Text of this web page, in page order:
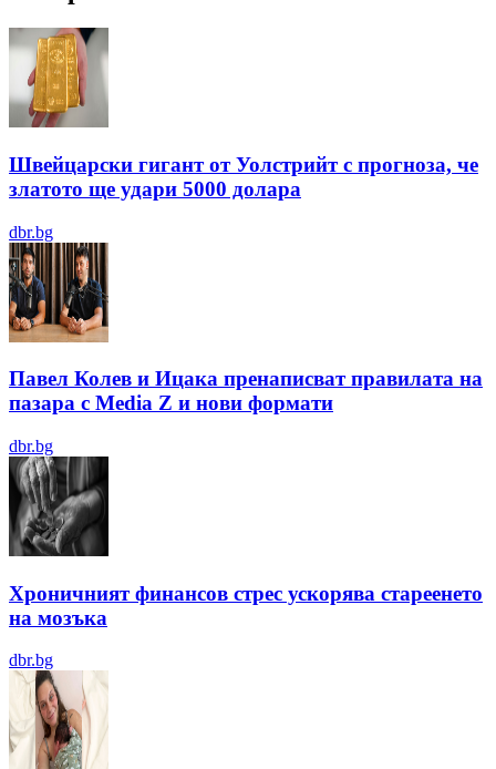
Швейцарски гигант от Уолстрийт с прогноза, че
златото ще удари 5000 долара
dbr.bg
Павел Колев и Ицака пренаписват правилата на
пазара с Media Z и нови формати
dbr.bg
Хроничният финансов стрес ускорява стареенето
на мозъка
dbr.bg